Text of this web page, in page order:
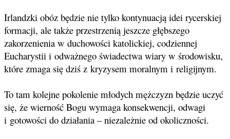
Irlandzki obóz będzie nie tylko kontynuacją idei rycerskiej
formacji, ale także przestrzenią jeszcze głębszego
zakorzenienia w duchowości katolickiej, codziennej
Eucharystii i odważnego świadectwa wiary w środowisku,
które zmaga się dziś z kryzysem moralnym i religijnym.
To tam kolejne pokolenie młodych mężczyzn będzie uczyć
się, że wierność Bogu wymaga konsekwencji, odwagi
i gotowości do działania – niezależnie od okoliczności.